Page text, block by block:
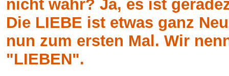
nicht wahr? Ja, es ist
Die LIEBE ist etwas ganz
nun zum ersten Mal. Wir
"LIEBEN".